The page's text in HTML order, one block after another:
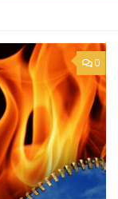
0